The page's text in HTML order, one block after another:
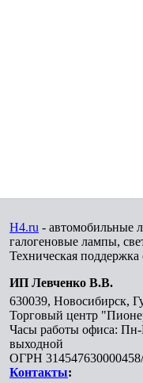
H4.ru - автомобильные
галогеновые лампы,
Техническая поддержка
ИП Левченко В.В.
630039, Новосибирск,
Торговый центр
Часы работы офиса:
выходной
ОГРН
Контакты: